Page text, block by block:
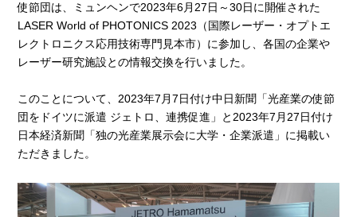
使節団は、ミュンヘンで2023年6月27日～30日に開催された
LASER World of PHOTONICS 2023（国際レーザー・オプトエ
レクトロニクス応用技術専門見本市）に参加し、各国の企業や
レーザー研究施設との情報交換を行いました。
このことについて、2023年7月7日付け中日新聞「光産業の使節
団をドイツに派遣 ジェトロ、連携促進」と2023年7月27日付け
日本経済新聞「独の光産業展示会に大学・企業派遣」に掲載い
ただきました。